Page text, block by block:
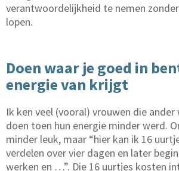
verantwoordelijkheid te nemen
lopen.
Doen waar je goed in
energie van krijgt
Ik ken veel (vooral) vrouwen die ander
doen toen hun energie minder werd.
minder leuk, maar “hier kan ik 16
verdelen over vier dagen en later
werken en …”. Die 16 uurtjes kosten